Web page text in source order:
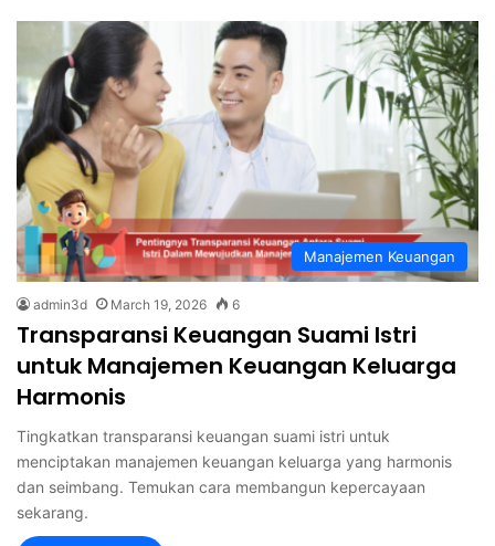
Manajemen Keuangan
admin3d March 19, 2026 6
Transparansi Keuangan Suami Istri
untuk Manajemen Keuangan Keluarga
Harmonis
Tingkatkan transparansi keuangan suami istri untuk
menciptakan manajemen keuangan keluarga yang harmonis
dan seimbang. Temukan cara membangun kepercayaan
sekarang.